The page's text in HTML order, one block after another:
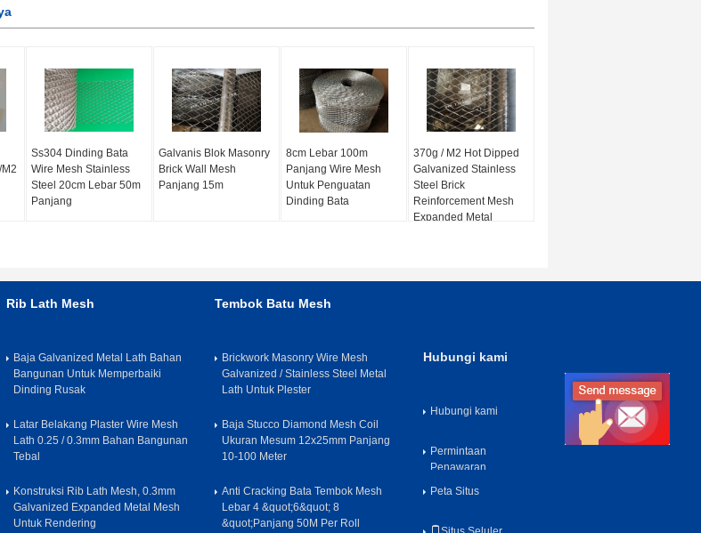
Ss304 Dinding Bata
Wire Mesh Stainless
Steel 20cm Lebar 50m
Panjang
Galvanis Blok Masonry
Brick Wall Mesh
Panjang 15m
8cm Lebar 100m
Panjang Wire Mesh
Untuk Penguatan
Dinding Bata
370g / M2 Hot Dipped
Galvanized Stainless
Steel Brick
Reinforcement Mesh
Expanded Metal
Rib Lath Mesh
Baja Galvanized Metal Lath Bahan
Bangunan Untuk Memperbaiki
Dinding Rusak
Latar Belakang Plaster Wire Mesh
Lath 0.25 / 0.3mm Bahan Bangunan
Tebal
Konstruksi Rib Lath Mesh, 0.3mm
Galvanized Expanded Metal Mesh
Untuk Rendering
Tembok Batu Mesh
Brickwork Masonry Wire Mesh
Galvanized / Stainless Steel Metal
Lath Untuk Plester
Baja Stucco Diamond Mesh Coil
Ukuran Mesum 12x25mm Panjang
10-100 Meter
Anti Cracking Bata Tembok Mesh
Lebar 4 &quot;6&quot; 8
&quot;Panjang 50M Per Roll
Hubungi kami
Hubungi kami
Permintaan
Penawaran
Peta Situs